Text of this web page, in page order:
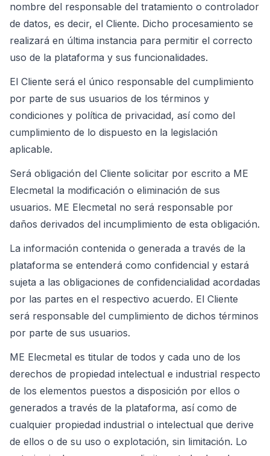
nombre del responsable del tratamiento o controlador
de datos, es decir, el Cliente. Dicho procesamiento se
realizará en última instancia para permitir el correcto
uso de la plataforma y sus funcionalidades.
El Cliente será el único responsable del cumplimiento
por parte de sus usuarios de los términos y
condiciones y política de privacidad, así como del
cumplimiento de lo dispuesto en la legislación
aplicable.
Será obligación del Cliente solicitar por escrito a ME
Elecmetal la modificación o eliminación de sus
usuarios. ME Elecmetal no será responsable por
daños derivados del incumplimiento de esta obligación.
La información contenida o generada a través de la
plataforma se entenderá como confidencial y estará
sujeta a las obligaciones de confidencialidad acordadas
por las partes en el respectivo acuerdo. El Cliente
será responsable del cumplimiento de dichos términos
por parte de sus usuarios.
ME Elecmetal es titular de todos y cada uno de los
derechos de propiedad intelectual e industrial respecto
de los elementos puestos a disposición por ellos o
generados a través de la plataforma, así como de
cualquier propiedad industrial o intelectual que derive
de ellos o de su uso o explotación, sin limitación. Lo